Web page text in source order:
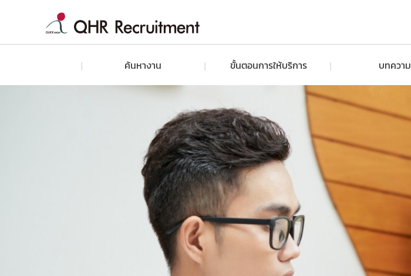
ค้นหางาน ขั้นตอนการให้บริการ บทความ